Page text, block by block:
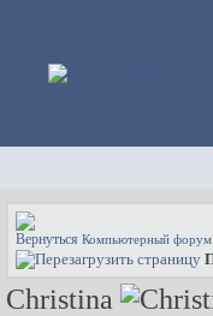
Компьютерный форум
Christina